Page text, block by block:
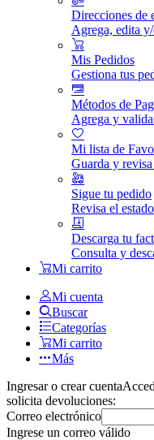
Direcciones de
Agrega, edita
Mis Pedidos
Gestiona tus
Métodos de
Agrega y
Mi lista de
Guarda y
Sigue tu pedido
Revisa el
Descarga tu
Consulta y
Mi carrito
Mi cuenta
Buscar
Categorías
Mi carrito
Más
Ingresar o crear cuenta
solicita devoluciones:
Correo electrónico
Ingrese un correo válido